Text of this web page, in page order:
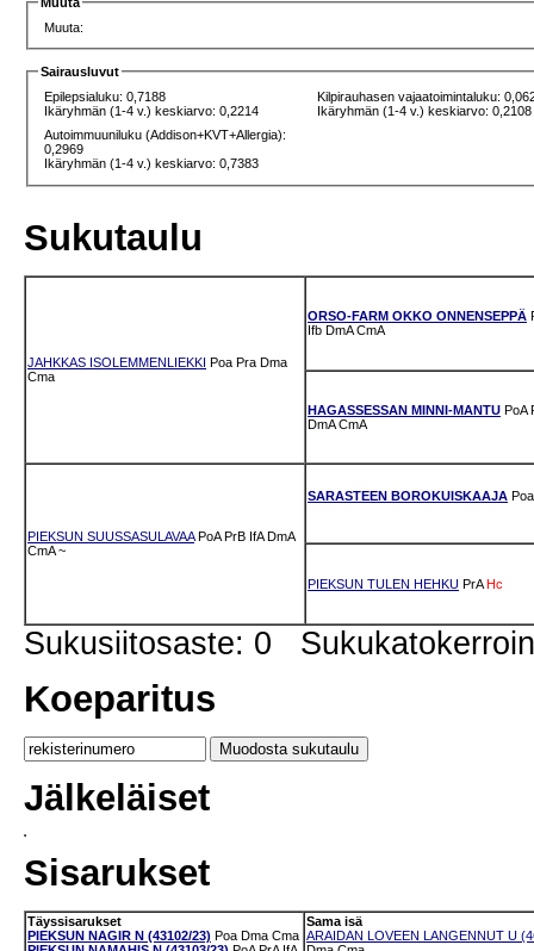
Muuta:
Sairausluvut
Epilepsialuku: 0,7188
Ikäryhmän (1-4 v.) keskiarvo: 0,2214
Kilpirauhasen vajaatoimintaluku:
Ikäryhmän (1-4 v.) keskiarvo: 0,2108
Autoimmuuniluku (Addison+KVT+Allergia):
0,2969
Ikäryhmän (1-4 v.) keskiarvo: 0,7383
Sukutaulu
JAHKKAS ISOLEMMENLIEKKI Poa Pra Dma
Cma
ORSO-FARM OKKO ONNENSEPPÄ
Ifb DmA CmA
HAGASSESSAN MINNI-MANTU PoA
DmA CmA
PIEKSUN SUUSSASULAVAA PoA PrB IfA DmA
CmA ~
SARASTEEN BOROKUISKAAJA Poa
PIEKSUN TULEN HEHKU PrA Hc
Sukusiitosaste: 0
Koeparitus
Jälkeläiset
Sisarukset
Täyssisarukset
PIEKSUN NAGIR N (43102/23) Poa Dma Cma
Sama isä
ARAIDAN LOVEEN LANGENNUT U